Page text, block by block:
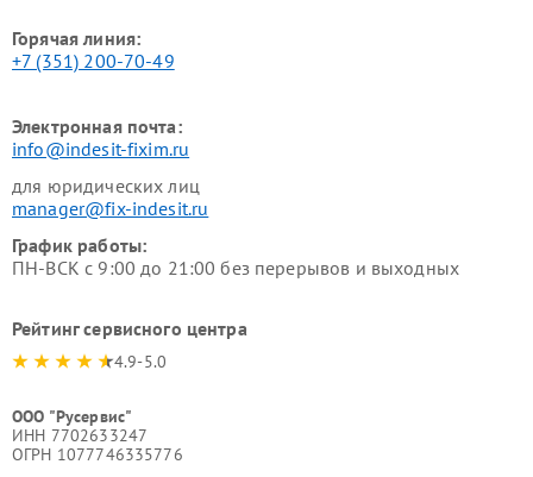
Горячая линия:
+7 (351) 200-70-49
Электронная почта:
info@indesit-fixim.ru
для юридических лиц
manager@fix-indesit.ru
График работы:
ПН-ВСК с 9:00 до 21:00 без перерывов и выходных
Рейтинг сервисного центра
4.9-5.0
ООО "Русервис"
ИНН 7702633247
ОГРН 1077746335776